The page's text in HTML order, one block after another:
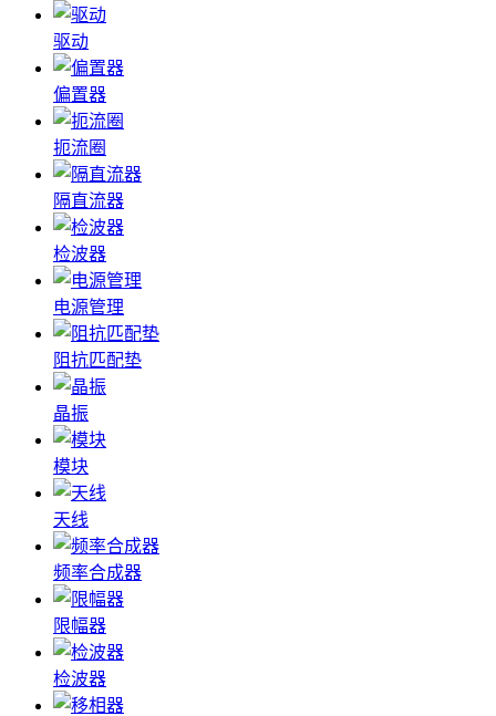
驱动
偏置器
扼流圈
隔直流器
检波器
电源管理
阻抗匹配垫
晶振
模块
天线
频率合成器
限幅器
检波器